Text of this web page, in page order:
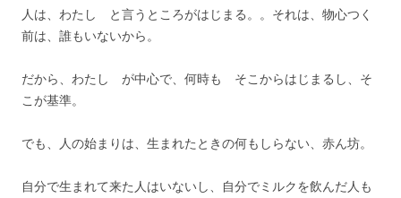
人は、わたし と言うところがはじまる。。それは、物心つく
前は、誰もいないから。
だから、わたし が中心で、何時も そこからはじまるし、そ
こが基準。
でも、人の始まりは、生まれたときの何もしらない、赤ん坊。
自分で生まれて来た人はいないし、自分でミルクを飲んだ人も